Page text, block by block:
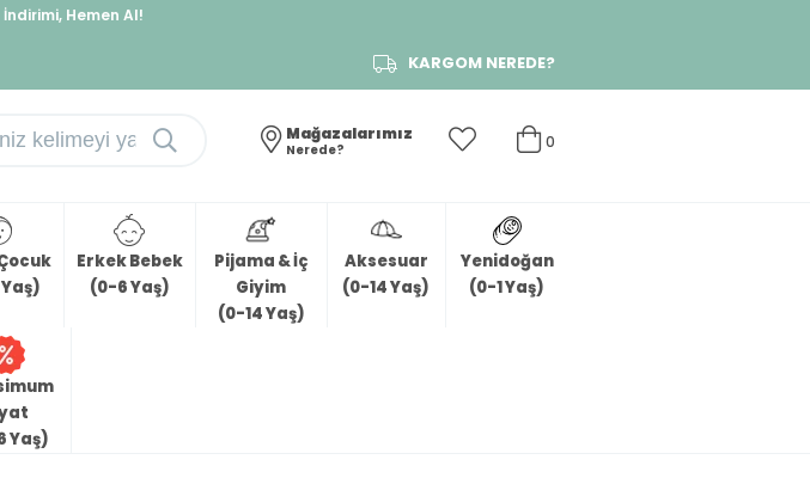
Kap, Hemen Üye Ol!
KARGOM NEREDE?
0
Mağazalarımız
Nerede?
Erkek Bebek
(0-6 Yaş)
Pijama & İç
Giyim
(0-14 Yaş)
Aksesuar
(0-14 Yaş)
Yenidoğan
(0-1 Yaş)
Yaş)